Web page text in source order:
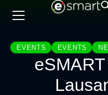
EVENTS EVENTS